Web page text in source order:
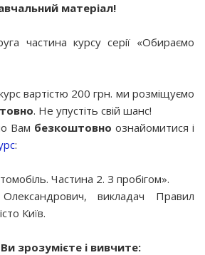
матеріал!
частина курсу серії «Обираємо
вартістю 200 грн. ми розміщуємо
. Не упустіть свій шанс!
Вам безкоштовно ознайомитися і
:
Частина 2. З пробігом».
викладач Правил
Київ.
зрозумієте і вивчите: